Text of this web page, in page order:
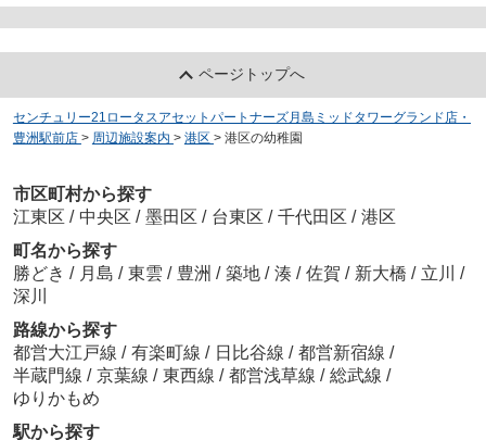
ページトップへ
センチュリー21ロータスアセットパートナーズ月島ミッドタワーグランド店・
豊洲駅前店 > 周辺施設案内 > 港区 > 港区の幼稚園
市区町村から探す
江東区 / 中央区 / 墨田区 / 台東区 / 千代田区 / 港区
町名から探す
勝どき / 月島 / 東雲 / 豊洲 / 築地 / 湊 / 佐賀 / 新大橋 / 立川 /
深川
路線から探す
都営大江戸線 / 有楽町線 / 日比谷線 / 都営新宿線 /
半蔵門線 / 京葉線 / 東西線 / 都営浅草線 / 総武線 /
ゆりかもめ
駅から探す